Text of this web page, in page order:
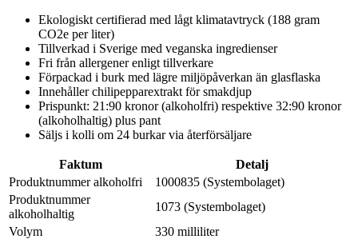
Ekologiskt certifierad med lågt klimatavtryck (188 gram
CO2e per liter)
Tillverkad i Sverige med veganska ingredienser
Fri från allergener enligt tillverkare
Förpackad i burk med lägre miljöpåverkan än glasflaska
Innehåller chilipepparextrakt för smakdjup
Prispunkt: 21:90 kronor (alkoholfri) respektive 32:90 kronor
(alkoholhaltig) plus pant
Säljs i kolli om 24 burkar via återförsäljare
Faktum
Detalj
Produktnummer alkoholfri
1000835 (Systembolaget)
Produktnummer
alkoholhaltig
1073 (Systembolaget)
Volym
330 milliliter